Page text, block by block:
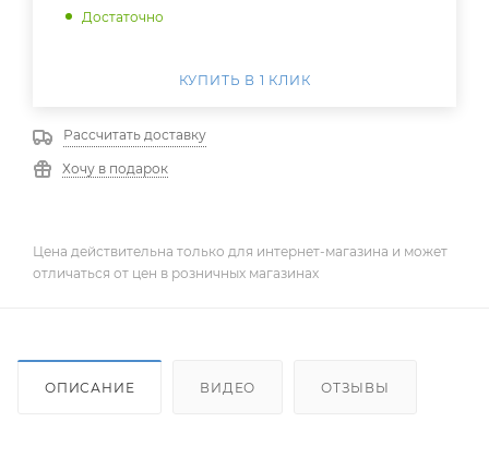
Достаточно
КУПИТЬ В 1 КЛИК
Рассчитать доставку
Хочу в подарок
Цена действительна только для интернет-магазина и может
отличаться от цен в розничных магазинах
ОПИСАНИЕ ВИДЕО ОТЗЫВЫ